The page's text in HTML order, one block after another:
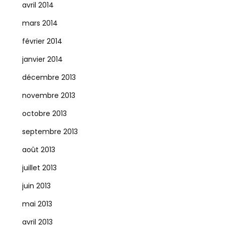
avril 2014
mars 2014
février 2014
janvier 2014
décembre 2013
novembre 2013
octobre 2013
septembre 2013
août 2013
juillet 2013
juin 2013
mai 2013
avril 2013